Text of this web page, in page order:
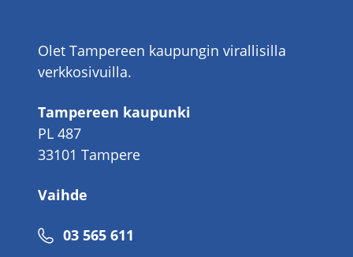
Olet Tampereen kaupungin virallisilla
verkkosivuilla.
Tampereen kaupunki
PL 487
33101 Tampere
Vaihde
Puhelinnumero
03 565 611